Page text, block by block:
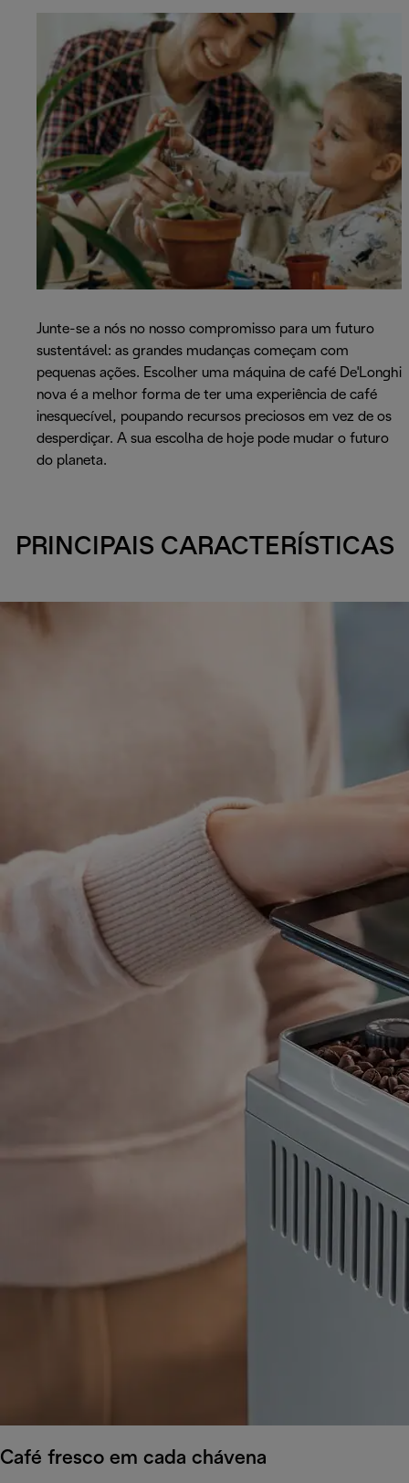
Junte-se a nós no nosso compromisso para um futuro
sustentável: as grandes mudanças começam com
pequenas ações. Escolher uma máquina de café De'Longhi
nova é a melhor forma de ter uma experiência de café
inesquecível, poupando recursos preciosos em vez de os
desperdiçar. A sua escolha de hoje pode mudar o futuro
do planeta.
PRINCIPAIS CARACTERÍSTICAS
Café fresco em cada chávena